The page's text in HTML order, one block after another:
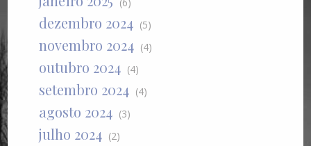
dezembro 2024 (5)
novembro 2024 (4)
outubro 2024 (4)
setembro 2024 (4)
agosto 2024 (3)
julho 2024 (2)